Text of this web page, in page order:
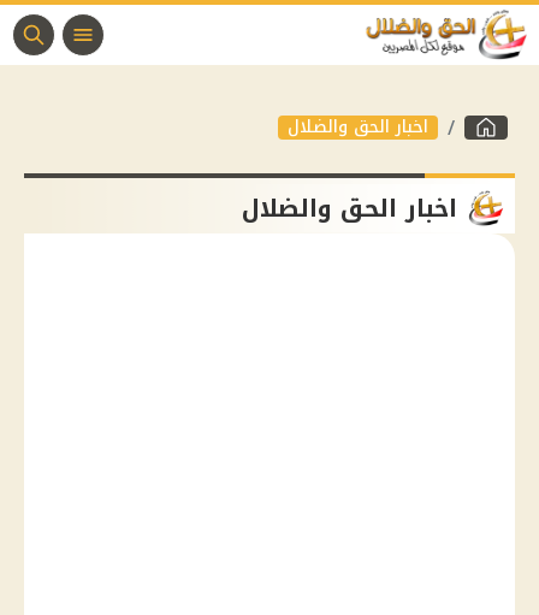
اخبار الحق والضلال
اخبار الحق والضلال